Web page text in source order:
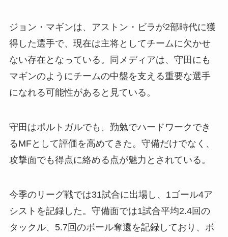
ジョン・マギンは、アストン・ビラが2部時代に獲
得した選手で、現在は主将としてチームに欠かせ
ない存在となっている。同メディアは、守田にも
マギンのようにチームの中盤を支える重要な選手
になれる可能性があると見ている。
守田はポルトガルでも、勤勉でハードワークでき
るMFとして評価を高めてきた。守備だけでなく、
攻撃面でも得点に絡める点が魅力とされている。
今季のリーグ戦では31試合に出場し、1ゴール4ア
シストを記録した。守備面では1試合平均2.4回の
タックル、5.7回のボール奪還を記録しており、ボ